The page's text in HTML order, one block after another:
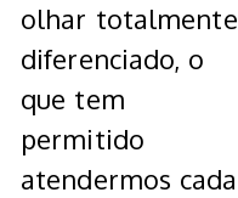
olhar totalmente
diferenciado, o
que tem
permitido
atendermos cada